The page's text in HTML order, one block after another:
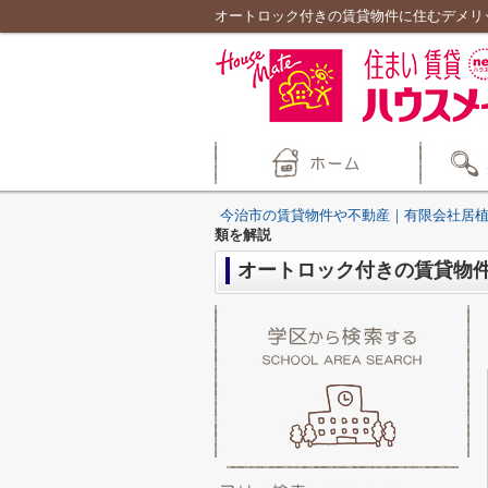
オートロック付きの賃貸物件に住むデメ
今治市の賃貸物件や不動産｜有限会社居
類を解説
オートロック付きの賃貸物